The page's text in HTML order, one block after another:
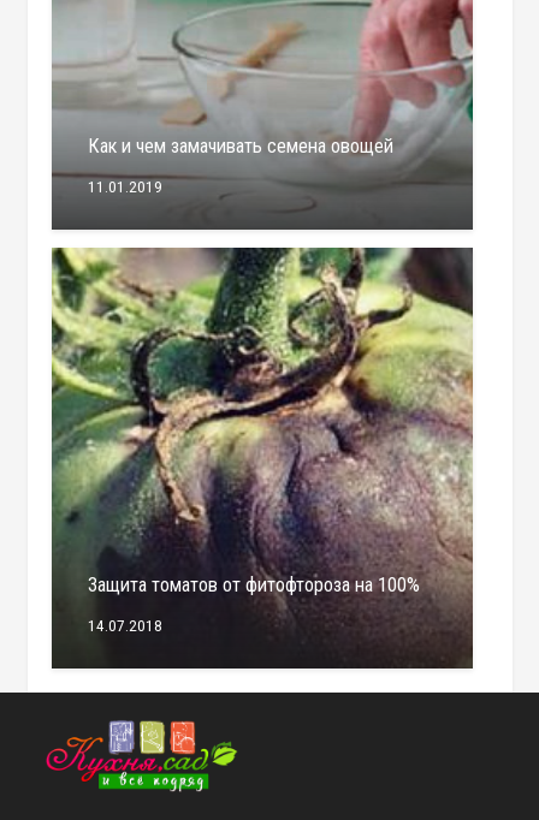
Как и чем замачивать семена овощей
11.01.2019
Защита томатов от фитофтороза на 100%
14.07.2018